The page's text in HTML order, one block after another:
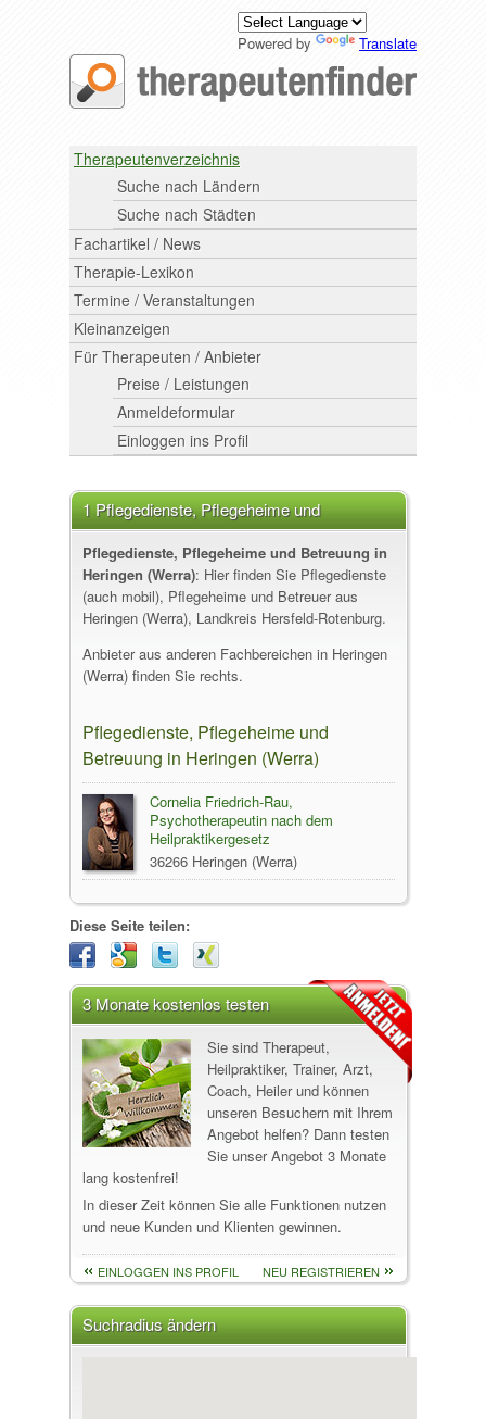
Powered by Translate
Therapeutenverzeichnis
Suche nach Ländern
Suche nach Städten
Fachartikel / News
Therapie-Lexikon
Termine / Veranstaltungen
Kleinanzeigen
Für Therapeuten / Anbieter
Preise / Leistungen
Anmeldeformular
Einloggen ins Profil
1 Pflegedienste, Pflegeheime und
Betreuung in Heringen (Werra)
Pflegedienste, Pflegeheime und Betreuung in
Heringen (Werra): Hier finden Sie Pflegedienste
(auch mobil), Pflegeheime und Betreuer aus
Heringen (Werra), Landkreis Hersfeld-Rotenburg.
Anbieter aus anderen Fachbereichen in Heringen
(Werra) finden Sie rechts.
Pflegedienste, Pflegeheime und
Betreuung in Heringen (Werra)
Cornelia Friedrich-Rau,
Psychotherapeutin nach dem
Heilpraktikergesetz
36266 Heringen (Werra)
Diese Seite teilen:
3 Monate kostenlos testen
Sie sind Therapeut,
Heilpraktiker, Trainer, Arzt,
Coach, Heiler und können
unseren Besuchern mit Ihrem
Angebot helfen? Dann testen
Sie unser Angebot 3 Monate
lang kostenfrei!
In dieser Zeit können Sie alle Funktionen nutzen
und neue Kunden und Klienten gewinnen.
EINLOGGEN INS PROFIL NEU REGISTRIEREN
Suchradius ändern